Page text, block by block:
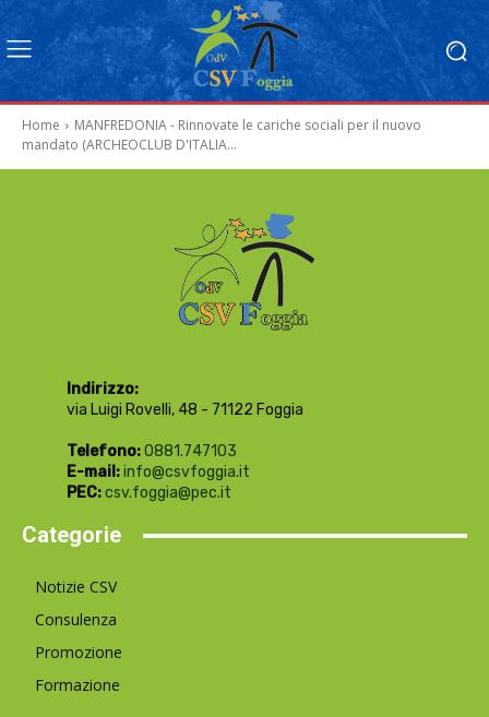
Home
MANFREDONIA - Rinnovate le cariche sociali per il nuovo
mandato (ARCHEOCLUB D'ITALIA...
Indirizzo:
via Luigi Rovelli, 48 - 71122 Foggia
Telefono:0881.747103
E-mail:info@csvfoggia.it
PEC:csv.foggia@pec.it
Categorie
Notizie CSV
Consulenza
Promozione
Formazione